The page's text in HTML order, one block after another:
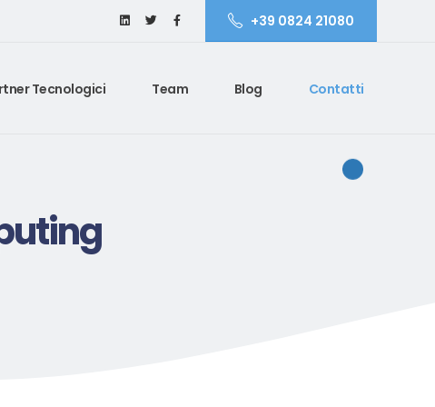
+39 0824 21080
Tecnologici Team Blog Contatti